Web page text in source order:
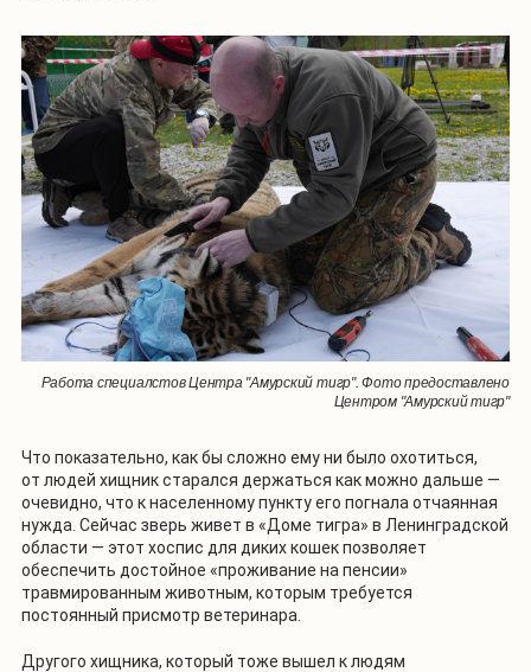
Работа специалстов Центра "Амурский тигр". Фото предоставлено
Центром "Амурский тигр"
Что показательно, как бы сложно ему ни было охотиться,
от людей хищник старался держаться как можно дальше —
очевидно, что к населенному пункту его погнала отчаянная
нужда. Сейчас зверь живет в «Доме тигра» в Ленинградской
области — этот хоспис для диких кошек позволяет
обеспечить достойное «проживание на пенсии»
травмированным животным, которым требуется
постоянный присмотр ветеринара.
Другого хищника, который тоже вышел к людям